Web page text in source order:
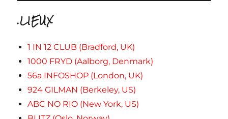
.LIEUX
1 IN 12 CLUB (Bradford, UK)
1000 FRYD (Aalborg, Denmark)
56a INFOSHOP (London, UK)
924 GILMAN (Berkeley, US)
ABC NO RIO (New York, US)